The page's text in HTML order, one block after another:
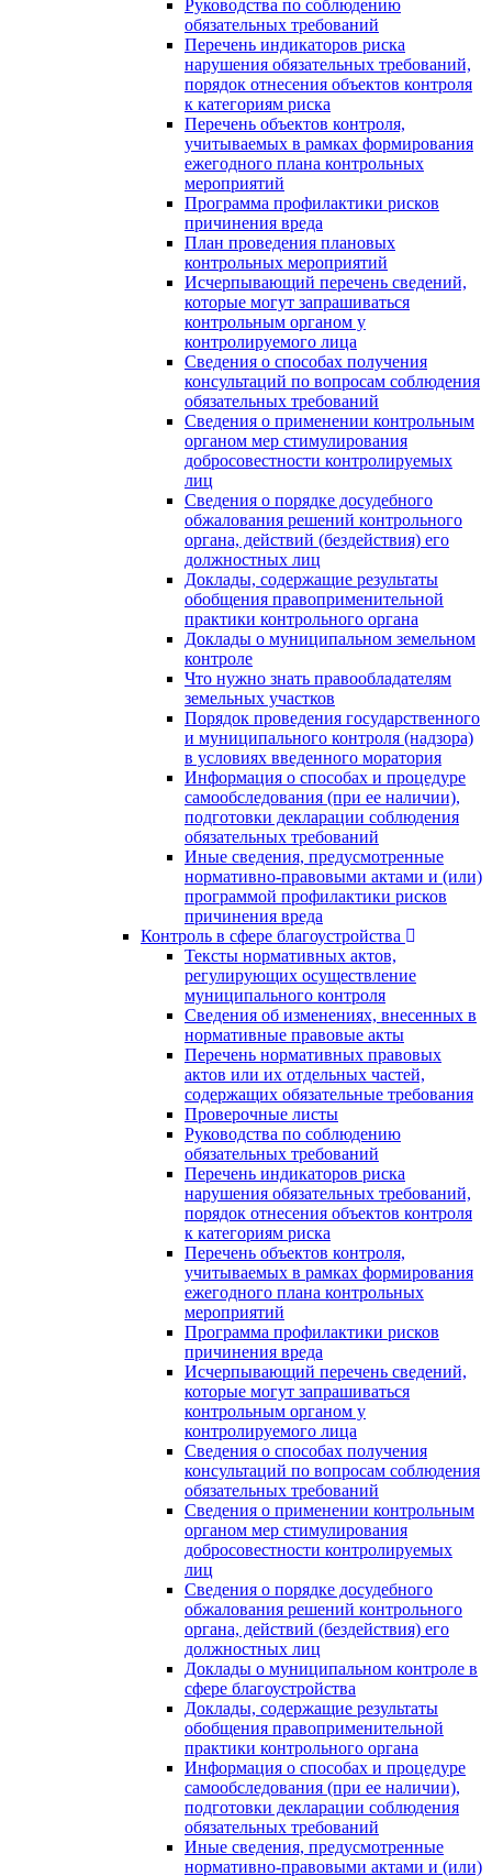
Руководства по соблюдению
обязательных требований
Перечень индикаторов риска
нарушения обязательных требований,
порядок отнесения объектов контроля
к категориям риска
Перечень объектов контроля,
учитываемых в рамках формирования
ежегодного плана контрольных
мероприятий
Программа профилактики рисков
причинения вреда
План проведения плановых
контрольных мероприятий
Исчерпывающий перечень сведений,
которые могут запрашиваться
контрольным органом у
контролируемого лица
Сведения о способах получения
консультаций по вопросам соблюдения
обязательных требований
Сведения о применении контрольным
органом мер стимулирования
добросовестности контролируемых
лиц
Сведения о порядке досудебного
обжалования решений контрольного
органа, действий (бездействия) его
должностных лиц
Доклады, содержащие результаты
обобщения правоприменительной
практики контрольного органа
Доклады о муниципальном земельном
контроле
Что нужно знать правообладателям
земельных участков
Порядок проведения государственного
и муниципального контроля (надзора)
в условиях введенного моратория
Информация о способах и процедуре
самообследования (при ее наличии),
подготовки декларации соблюдения
обязательных требований
Иные сведения, предусмотренные
нормативно-правовыми актами и (или)
программой профилактики рисков
причинения вреда
Контроль в сфере благоустройства
Тексты нормативных актов,
регулирующих осуществление
муниципального контроля
Сведения об изменениях, внесенных в
нормативные правовые акты
Перечень нормативных правовых
актов или их отдельных частей,
содержащих обязательные требования
Проверочные листы
Руководства по соблюдению
обязательных требований
Перечень индикаторов риска
нарушения обязательных требований,
порядок отнесения объектов контроля
к категориям риска
Перечень объектов контроля,
учитываемых в рамках формирования
ежегодного плана контрольных
мероприятий
Программа профилактики рисков
причинения вреда
Исчерпывающий перечень сведений,
которые могут запрашиваться
контрольным органом у
контролируемого лица
Сведения о способах получения
консультаций по вопросам соблюдения
обязательных требований
Сведения о применении контрольным
органом мер стимулирования
добросовестности контролируемых
лиц
Сведения о порядке досудебного
обжалования решений контрольного
органа, действий (бездействия) его
должностных лиц
Доклады о муниципальном контроле в
сфере благоустройства
Доклады, содержащие результаты
обобщения правоприменительной
практики контрольного органа
Информация о способах и процедуре
самообследования (при ее наличии),
подготовки декларации соблюдения
обязательных требований
Иные сведения, предусмотренные
нормативно-правовыми актами и (или)